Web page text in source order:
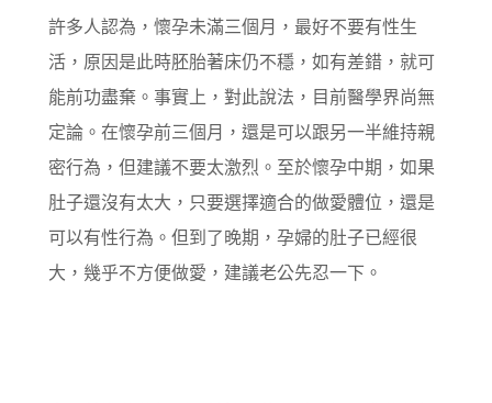
許多人認為，懷孕未滿三個月，最好不要有性生
活，原因是此時胚胎著床仍不穩，如有差錯，就可
能前功盡棄。事實上，對此說法，目前醫學界尚無
定論。在懷孕前三個月，還是可以跟另一半維持親
密行為，但建議不要太激烈。至於懷孕中期，如果
肚子還沒有太大，只要選擇適合的做愛體位，還是
可以有性行為。但到了晚期，孕婦的肚子已經很
大，幾乎不方便做愛，建議老公先忍一下。